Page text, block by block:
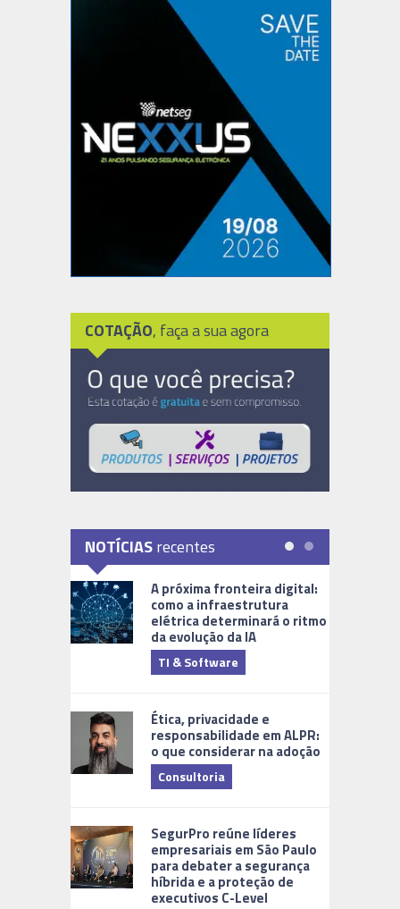
COTAÇÃO, faça a sua agora
NOTÍCIASrecentes
A próxima fronteira digital:
como a infraestrutura
elétrica determinará o ritmo
da evolução da IA
TI & Software
Ética, privacidade e
responsabilidade em ALPR:
o que considerar na adoção
Consultoria
SegurPro reúne líderes
empresariais em São Paulo
para debater a segurança
híbrida e a proteção de
executivos C-Level